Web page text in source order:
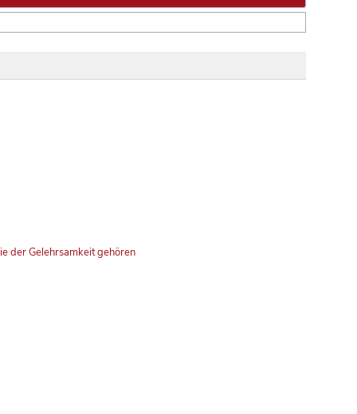
der Gelehrsamkeit gehören